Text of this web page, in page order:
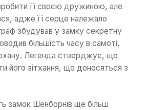
зробити її своєю дружиною, але
адже її серце належало
збудував у замку секретну
більшість часу в самоті,
Легенда стверджує, що
його зітхання, що доносяться з
замок Шенборнів ще більш